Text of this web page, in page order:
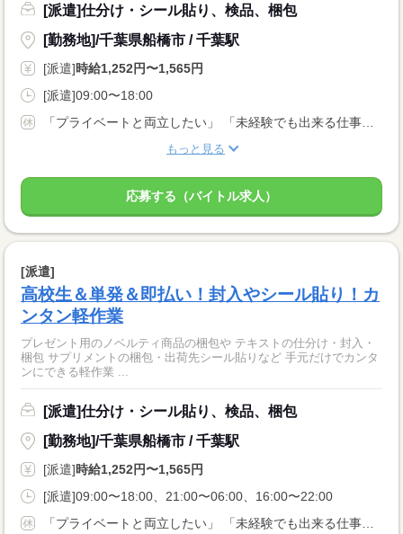
[派遣]仕分け・シール貼り、検品、梱包
[勤務地]/千葉県船橋市 / 千葉駅
[派遣]時給1,252円〜1,565円
[派遣]09:00〜18:00
「プライベートと両立したい」 「未経験でも出来る仕事がしたい」 など… 応募理由は何でもOK！
もっと見る
応募する（バイトル求人）
[派遣]
高校生＆単発＆即払い！封入やシール貼り！カ
ンタン軽作業
プレゼント用のノベルティ商品の梱包や テキストの仕分け・封入・
梱包 サプリメントの梱包・出荷先シール貼りなど 手元だけでカンタ
ンにできる軽作業 ...
[派遣]仕分け・シール貼り、検品、梱包
[勤務地]/千葉県船橋市 / 千葉駅
[派遣]時給1,252円〜1,565円
[派遣]09:00〜18:00、21:00〜06:00、16:00〜22:00
「プライベートと両立したい」 「未経験でも出来る仕事がしたい」 など… 応募理由は何でもOK！